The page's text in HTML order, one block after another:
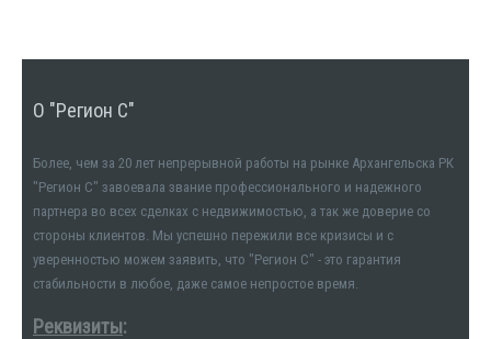
О "Регион С"
Более, чем за 20 лет непрерывной работы на рынке Архангельска РК
"Регион С" завоевала звание профессионального и надежного
партнера во всех сделках с недвижимостью, а так же доверие со
стороны клиентов. Мы успешно пережили все кризисы и с
уверенностью можем заявить, что "Регион С" - это гарантия
стабильности в любое, даже самое непростое время.
Реквизиты: